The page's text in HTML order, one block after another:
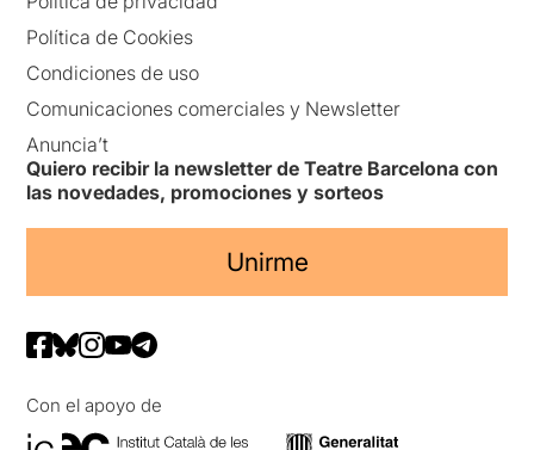
Política de Cookies
Condiciones de uso
Comunicaciones comerciales y Newsletter
Anuncia’t
Quiero recibir la newsletter de Teatre Barcelona con
las novedades, promociones y sorteos
Unirme
Con el apoyo de